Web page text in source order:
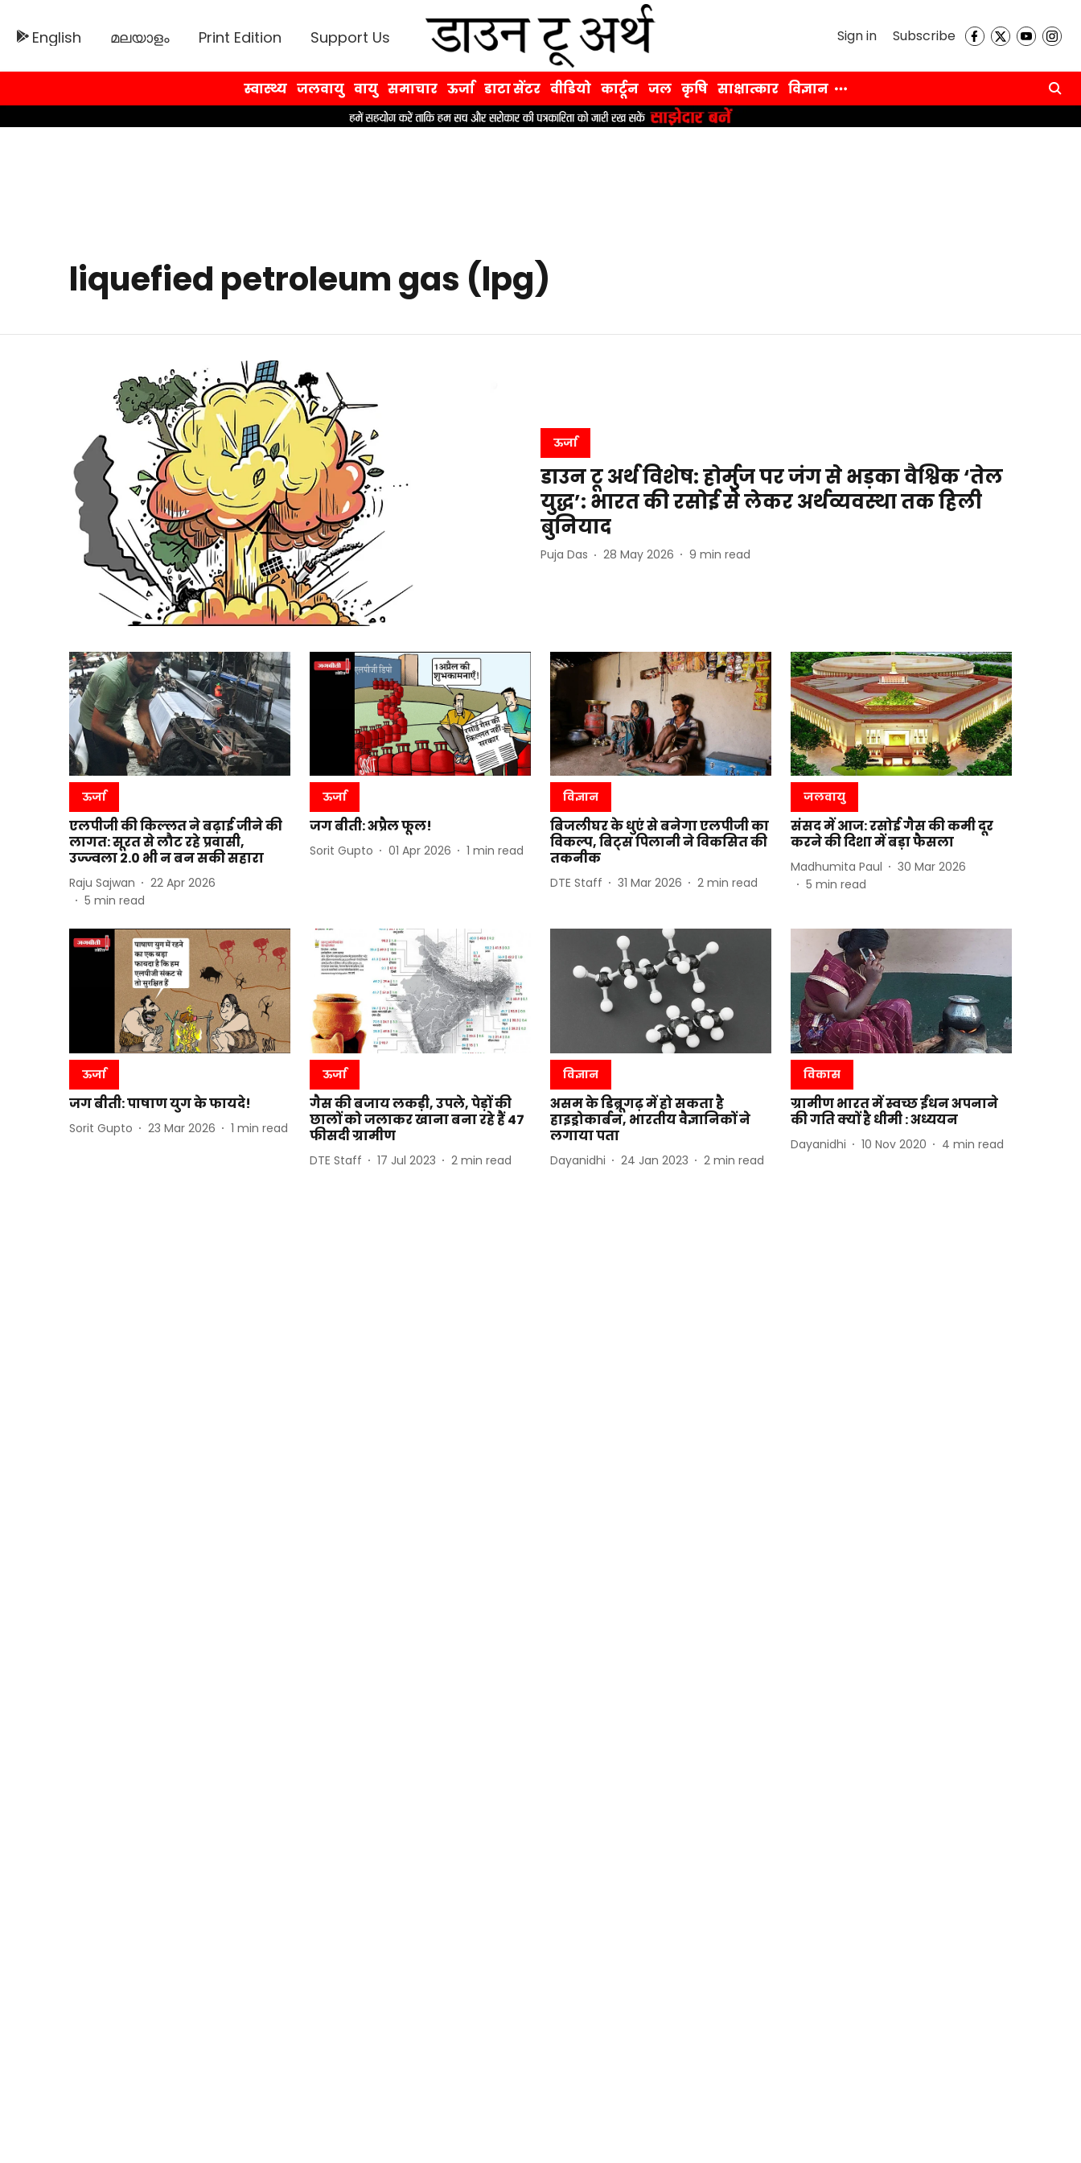
English മലയാളം Print Edition Support Us Sign in Subscribe
स्वास्थ्य जलवायु वायु समाचार ऊर्जा डाटा सेंटर वीडियो कार्टून जल कृषि साक्षात्कार विज्ञान
liquefied petroleum gas (lpg)
ऊर्जा
डाउन टू अर्थ विशेष: होर्मुज पर जंग से भड़का वैश्विक ‘तेल
युद्ध’: भारत की रसोई से लेकर अर्थव्यवस्था तक हिली
बुनियाद
Puja Das 28 May 2026 9 min read
ऊर्जा
एलपीजी की किल्लत ने बढ़ाई जीने की
लागत: सूरत से लौट रहे प्रवासी,
उज्ज्वला 2.0 भी न बन सकी सहारा
Raju Sajwan
22 Apr 2026
5 min read
ऊर्जा
जग बीती: अप्रैल फूल!
Sorit Gupto 01 Apr 2026 1 min read
विज्ञान
बिजलीघर के धुएं से बनेगा एलपीजी का
विकल्प, बिट्स पिलानी ने विकसित की
तकनीक
DTE Staff 31 Mar 2026 2 min read
जलवायु
संसद में आज: रसोई गैस की कमी दूर
करने की दिशा में बड़ा फैसला
Madhumita Paul
30 Mar 2026
5 min read
ऊर्जा
जग बीती: पाषाण युग के फायदे!
Sorit Gupto 23 Mar 2026 1 min read
ऊर्जा
गैस की बजाय लकड़ी, उपले, पेड़ों की
छालों को जलाकर खाना बना रहे हैं 47
फीसदी ग्रामीण
DTE Staff 17 Jul 2023 2 min read
विज्ञान
असम के डिब्रूगढ़ में हो सकता है
हाइड्रोकार्बन, भारतीय वैज्ञानिकों ने
लगाया पता
Dayanidhi 24 Jan 2023 2 min read
विकास
ग्रामीण भारत में स्वच्छ ईंधन अपनाने
की गति क्यों है धीमी : अध्ययन
Dayanidhi 10 Nov 2020 4 min read